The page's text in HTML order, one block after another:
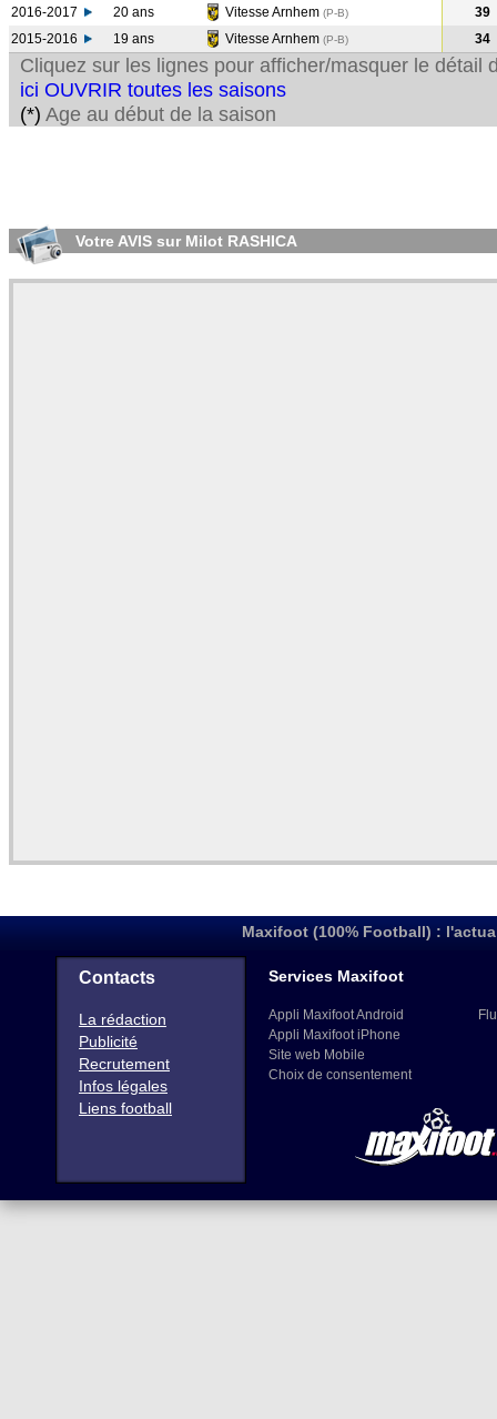
2016-2017
20 ans Vitesse Arnhem (P-B)
39
2015-2016
19 ans Vitesse Arnhem (P-B) 34
Cliquez sur les lignes pour afficher/masquer le détail
ici OUVRIR toutes les saisons
(*) Age au début de la saison
Votre AVIS sur Milot RASHICA
Maxifoot (100% Football) :
Contacts
La rédaction
Publicité
Recrutement
Infos légales
Liens football
Services Maxifoot
Appli Maxifoot Android
Appli Maxifoot iPhone
Site web Mobile
Choix de consentement